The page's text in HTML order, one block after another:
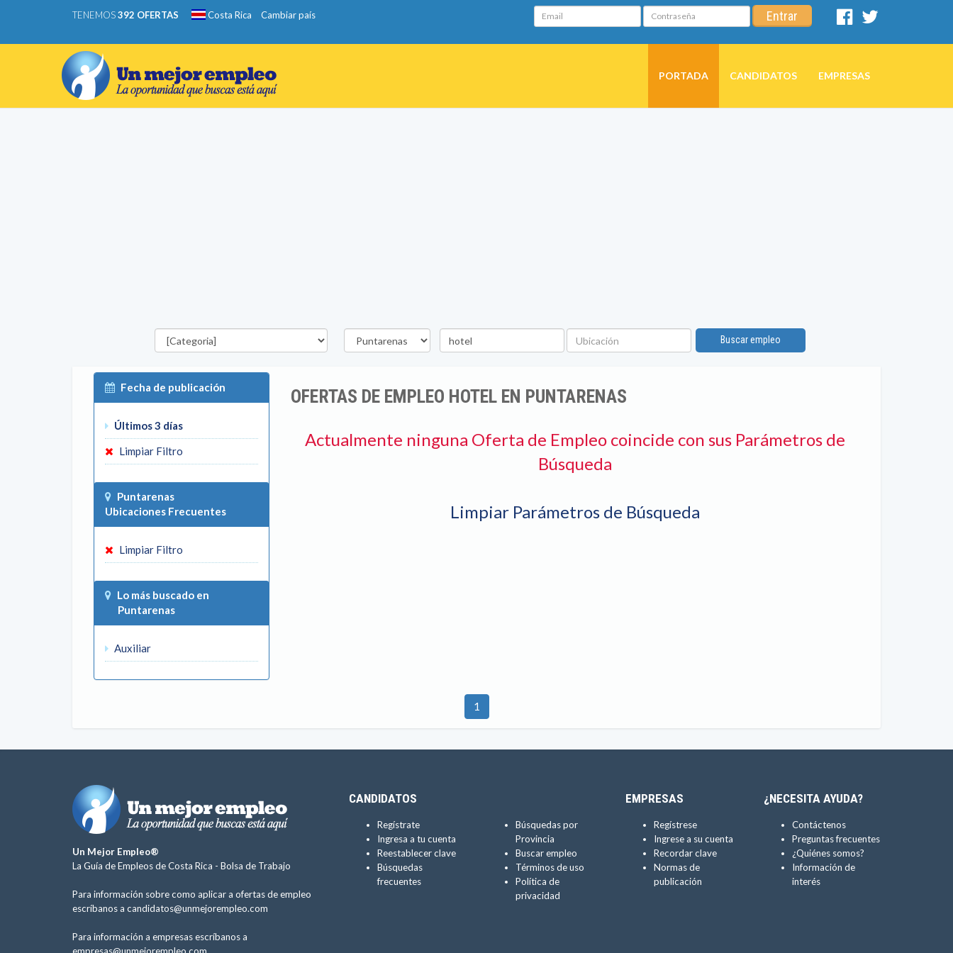
TENEMOS392 OFERTAS Costa Rica Cambiar país Email Contraseña Entrar
Facebook
PORTADA CANDIDATOS EMPRESAS
Categorías Provincia
Palabra
clave
Ubicación
Buscar empleo
Fecha de publicación
Últimos 3 días
Limpiar Filtro
Puntarenas
Ubicaciones Frecuentes
Limpiar Filtro
Lo más buscado en
Puntarenas
Auxiliar
OFERTAS DE EMPLEO HOTEL EN PUNTARENAS
Actualmente ninguna Oferta de Empleo coincide con sus Parámetros de
Búsqueda
Limpiar Parámetros de Búsqueda
1
Un Mejor Empleo®
La Guía de Empleos de Costa Rica - Bolsa de Trabajo
Para información sobre como aplicar a ofertas de empleo
escríbanos a candidatos@unmejorempleo.com
Para información a empresas escríbanos a
CANDIDATOS
Regístrate
Ingresa a tu cuenta
Reestablecer clave
Búsquedas
frecuentes
Búsquedas por
Provincia
Buscar empleo
Términos de uso
Política de
privacidad
EMPRESAS
Regístrese
Ingrese a su cuenta
Recordar clave
Normas de
publicación
¿NECESITA AYUDA?
Contáctenos
Preguntas frecuentes
¿Quiénes somos?
Información de
interés